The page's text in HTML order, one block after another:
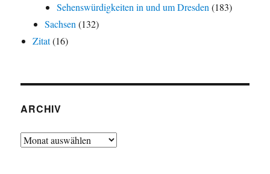
Sehenswürdigkeiten in und um Dresden (183)
Sachsen (132)
Zitat(16)
ARCHIV
Archiv